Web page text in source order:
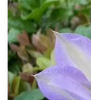
ホテル滞在記
舞台・ライブ
名古屋